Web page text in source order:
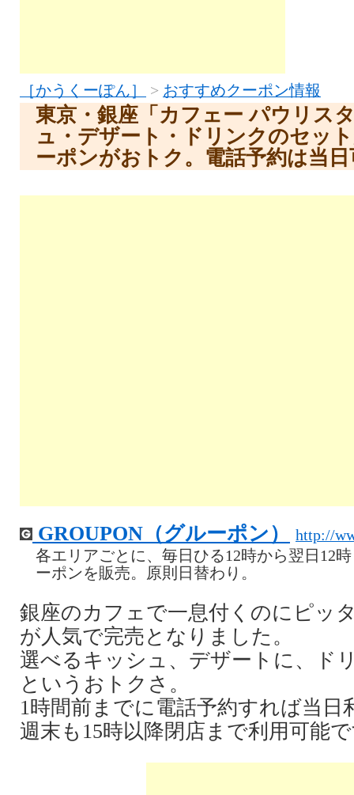
［かうくーぽん］ > おすすめクーポン情報
東京・銀座「カフェー パウリス
ュ・デザート・ドリンクのセッ
ーポンがおトク。電話予約は当
GROUPON（グルーポン）
http://
各エリアごとに、毎日ひる12時から翌日12
ーポンを販売。原則日替わり。
銀座のカフェで一息付くのにピッ
が人気で完売となりました。
選べるキッシュ、デザートに、ド
というおトクさ。
1時間前までに電話予約すれば当日
週末も15時以降閉店まで利用可能